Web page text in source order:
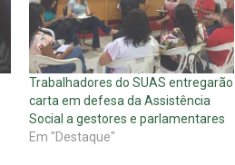
Trabalhadores do SUAS entregarão
carta em defesa da Assistência
Social a gestores e parlamentares
Em "Destaque"